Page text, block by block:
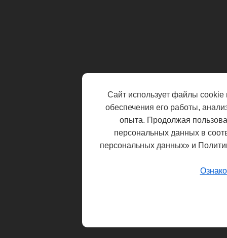
Сайт использует файлы cookie
обеспечения его работы,
опыта. Продолжая
персональных данных в
персональных данных» и